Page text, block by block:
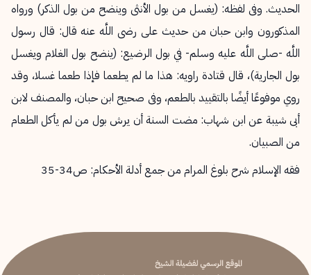
الحديث. وفى لفظه: (يغسل من بول الأنثى وينضح من بول الذكر) ورواه
المذكورون وابن حبان من حديث على رضى اللَّه عنه قال: قال رسول
اللَّه -صلى اللَّه عليه وسلم- في بول الرضيع: (ينضح بول الغلام ويغسل
بول الجارية)، قال قتادة راويه: هذا ما لم يطعما فإذا طعما غسلا، وقد
روي موفوعًا أيضًا بالتقييد بالطعم، وفى صحيح ابن حبان، والمصنف لابن
أبى شيبة عن ابن شهاب: مضت السنة أن يرش بول من لم يأكل الطعام
من الصبيان.
فقه الإسلام شرح بلوغ المرام من جمع أدلة الأحكام: ص34-35